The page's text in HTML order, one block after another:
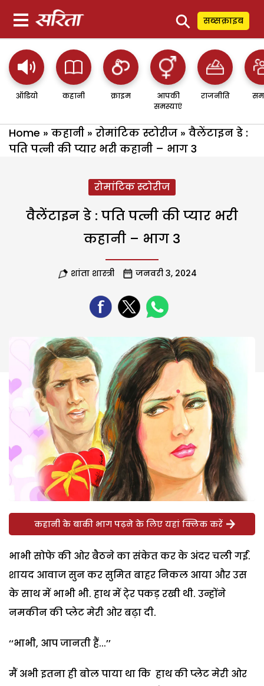
⚲ सब्सक्राइब
ऑडियो कहानी क्राइम
आपकी
समस्याएं
राजनीति
Home » कहानी » रोमांटिक स्टोरीज » वैलेंटाइन डे :
पति पत्नी की प्यार भरी कहानी – भाग 3
रोमांटिक स्टोरीज
वैलेंटाइन डे : पति पत्नी की प्यार भरी
कहानी – भाग 3
शांता शास्त्री जनवरी 3, 2024
कहानी के बाकी भाग पढ़ने के लिए यहां क्लिक करें
भाभी सोफे की ओर बैठने का संकेत कर के अंदर चली गईं.
शायद आवाज सुन कर सुमित बाहर निकल आया और उस
के साथ में भाभी भी. हाथ में टे्र पकड़ रखी थी. उन्होंने
नमकीन की प्लेट मेरी ओर बढ़ा दी.
‘‘भाभी, आप जानती हैं...’’
मैं अभी इतना ही बोल पाया था कि हाथ की प्लेट मेरी ओर